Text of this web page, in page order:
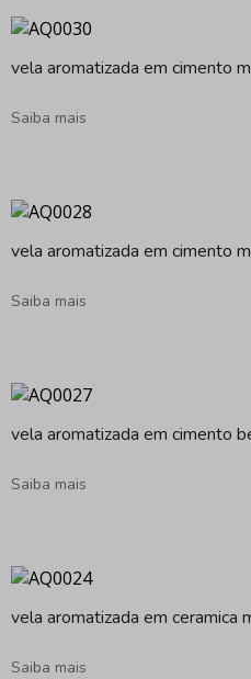
vela aromatizada em cimento
Saiba mais
vela aromatizada em cimento
Saiba mais
vela aromatizada em cimento
Saiba mais
vela aromatizada em ceramica
Saiba mais